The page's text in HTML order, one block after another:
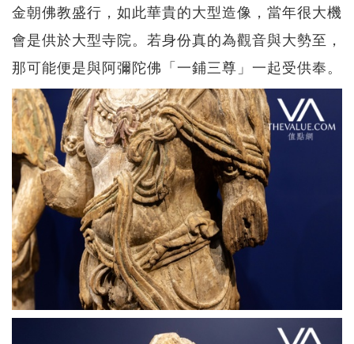
金朝佛教盛行，如此華貴的大型造像，當年很大機
會是供於大型寺院。若身份真的為觀音與大勢至，
那可能便是與阿彌陀佛「一鋪三尊」一起受供奉。